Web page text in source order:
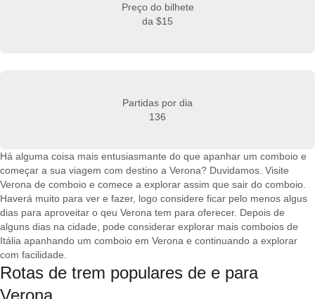
Preço do bilhete
da $15
Partidas por dia
136
Há alguma coisa mais entusiasmante do que apanhar um comboio e
começar a sua viagem com destino a Verona? Duvidamos. Visite
Verona de comboio e comece a explorar assim que sair do comboio.
Haverá muito para ver e fazer, logo considere ficar pelo menos algus
dias para aproveitar o qeu Verona tem para oferecer. Depois de
alguns dias na cidade, pode considerar explorar mais comboios de
Itália apanhando um comboio em Verona e continuando a explorar
com facilidade.
Rotas de trem populares de e para
Verona